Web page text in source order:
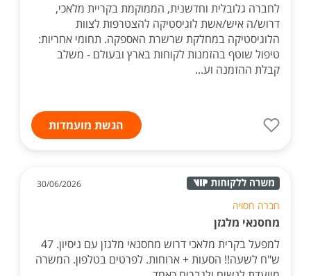
לחברה גלובלית וחדשנית, הממוקמת בקריית מלאכי,
דרוש/ה איש/אשת לוגיסטיקה להצטרפות לצוות
הלוגיסטיקה במחלקת שרשרת האספקה. תחומי אחריות:
טיפול שוטף בהזמנות לקוחות בארץ ובעולם - משלב
קבלת ההזמנה וע...
הגשת מועמדות
30/06/2026
חברה חסויה
מחסנאי מלגזן
למפעל בקרית מלאכי דרוש מחסנאי מלגזן עם ניסיון. 47
ש"ח לשעה!! הסעות + ארוחות. לפרטים בטלפון. המשרה